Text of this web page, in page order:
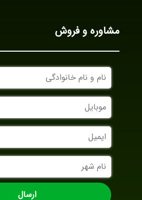
مشاوره و فروش
نام
و
نام
خانوادگی
موبایل
ایمیل
نام
شهر